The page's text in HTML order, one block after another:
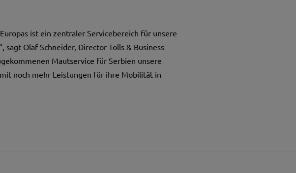
ist ein zentraler Servicebereich für unsere
Olaf Schneider, Director Tolls & Business
Mautservice für Serbien unsere
noch mehr Leistungen für ihre Mobilität in